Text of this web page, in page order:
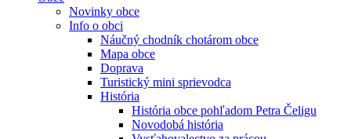
Novinky obce
Info o obci
Náučný chodník chotárom obce
Mapa obce
Doprava
Turistický mini sprievodca
História
História obce pohľadom Petra Čeligu
Novodobá história